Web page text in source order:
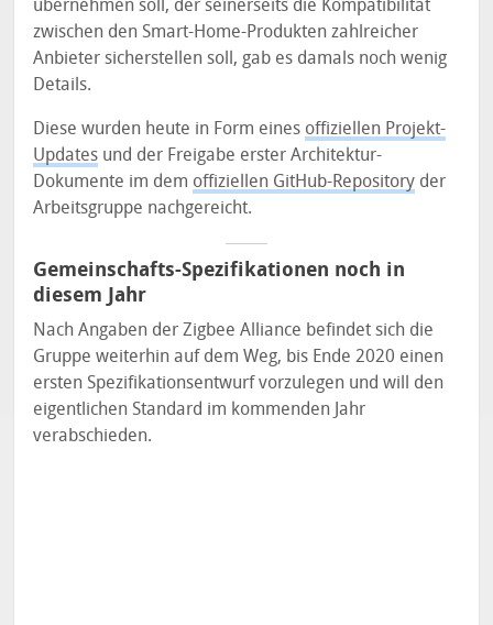
übernehmen soll, der seinerseits die Kompatibilität
zwischen den Smart-Home-Produkten zahlreicher
Anbieter sicherstellen soll, gab es damals noch wenig
Details.
Diese wurden heute in Form eines offiziellen Projekt-
Updates und der Freigabe erster Architektur-
Dokumente im dem offiziellen GitHub-Repository der
Arbeitsgruppe nachgereicht.
Gemeinschafts-Spezifikationen noch in
diesem Jahr
Nach Angaben der Zigbee Alliance befindet sich die
Gruppe weiterhin auf dem Weg, bis Ende 2020 einen
ersten Spezifikationsentwurf vorzulegen und will den
eigentlichen Standard im kommenden Jahr
verabschieden.